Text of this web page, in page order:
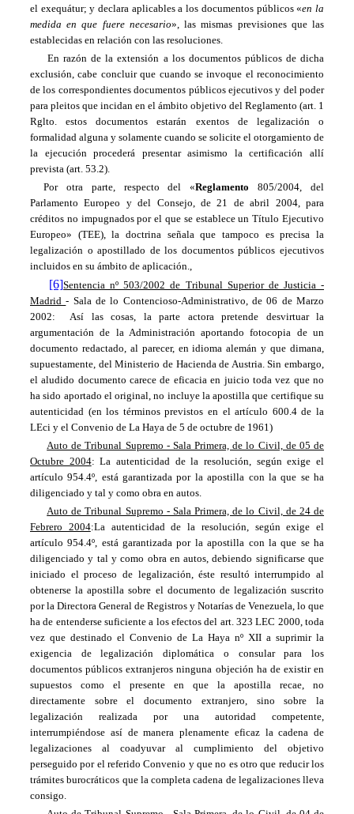
el exequátur; y declara aplicables a los documentos públicos «en la
medida en que fuere necesario», las mismas previsiones que las
establecidas en relación con las resoluciones.
En razón de la extensión a los documentos públicos de dicha
exclusión, cabe concluir que cuando se invoque el reconocimiento
de los correspondientes documentos públicos ejecutivos y del poder
para pleitos que incidan en el ámbito objetivo del Reglamento (art. 1
Rglto. estos documentos estarán exentos de legalización o
formalidad alguna y solamente cuando se solicite el otorgamiento de
la ejecución procederá presentar asimismo la certificación allí
prevista (art. 53.2).
Por otra parte, respecto del «Reglamento 805/2004, del
Parlamento Europeo y del Consejo, de 21 de abril 2004, para
créditos no impugnados por el que se establece un Título Ejecutivo
Europeo» (TEE), la doctrina señala que tampoco es precisa la
legalización o apostillado de los documentos públicos ejecutivos
incluidos en su ámbito de aplicación.,
[6]Sentencia nº 503/2002 de Tribunal Superior de Justicia -
Madrid- Sala de lo Contencioso-Administrativo, de 06 de Marzo
2002: Así las cosas, la parte actora pretende desvirtuar la
argumentación de la Administración aportando fotocopia de un
documento redactado, al parecer, en idioma alemán y que dimana,
supuestamente, del Ministerio de Hacienda de Austria. Sin embargo,
el aludido documento carece de eficacia en juicio toda vez que no
ha sido aportado el original, no incluye la apostilla que certifique su
autenticidad (en los términos previstos en el artículo 600.4 de la
LEci y el Convenio de La Haya de 5 de octubre de 1961)
Auto de Tribunal Supremo - Sala Primera, de lo Civil, de 05 de
Octubre 2004: La autenticidad de la resolución, según exige el
artículo 954.4º, está garantizada por la apostilla con la que se ha
diligenciado y tal y como obra en autos.
Auto de Tribunal Supremo - Sala Primera, de lo Civil, de 24 de
Febrero 2004:La autenticidad de la resolución, según exige el
artículo 954.4º, está garantizada por la apostilla con la que se ha
diligenciado y tal y como obra en autos, debiendo significarse que
iniciado el proceso de legalización, éste resultó interrumpido al
obtenerse la apostilla sobre el documento de legalización suscrito
por la Directora General de Registros y Notarías de Venezuela, lo que
ha de entenderse suficiente a los efectos del art. 323 LEC 2000, toda
vez que destinado el Convenio de La Haya nº XII a suprimir la
exigencia de legalización diplomática o consular para los
documentos públicos extranjeros ninguna objeción ha de existir en
supuestos como el presente en que la apostilla recae, no
directamente sobre el documento extranjero, sino sobre la
legalización realizada por una autoridad competente,
interrumpiéndose así de manera plenamente eficaz la cadena de
legalizaciones al coadyuvar al cumplimiento del objetivo
perseguido por el referido Convenio y que no es otro que reducir los
trámites burocráticos que la completa cadena de legalizaciones lleva
consigo.